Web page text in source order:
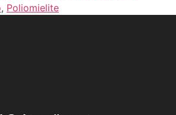
, Poliomielite